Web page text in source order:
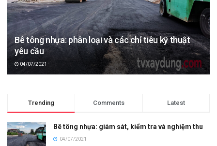
Bê tông nhựa: phân loại và các chỉ tiêu kỹ thuật
yêu cầu
04/07/2021
Trending Comments Latest
Bê tông nhựa: giám sát, kiểm tra và nghiệm thu
04/07/2021